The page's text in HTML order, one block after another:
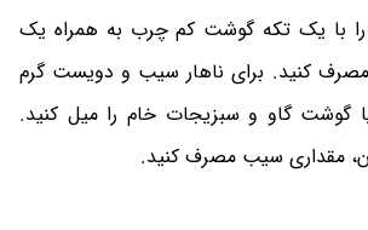
با یک تکه گوشت کم چرب به همراه یک
کنید. برای ناهار سیب و دویست گرم
گاو و سبزیجات خام را میل کنید.
مقداری سیب مصرف کنید.